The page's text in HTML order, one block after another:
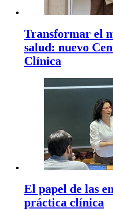
Transformar el
salud: nuevo
Clínica
El papel de las
práctica clínica